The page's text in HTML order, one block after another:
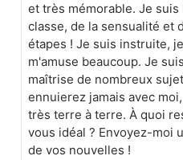
et très mémorable. Je
classe, de la sensualité et
étapes ! Je suis instruite,
m'amuse beaucoup. Je
maîtrise de nombreux
ennuierez jamais avec
très terre à terre. À quoi ressemble votre rendez-
vous idéal ? Envoyez-moi
de vos nouvelles !